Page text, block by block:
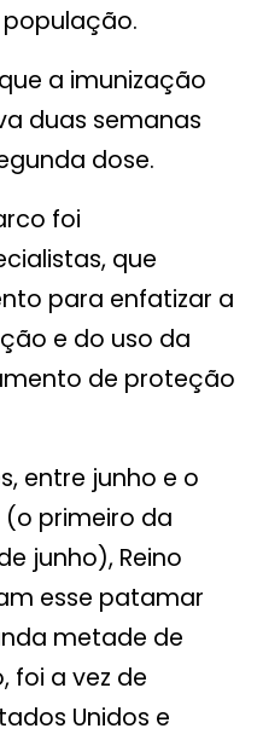
população.
a imunização
duas semanas
dose.
foi
que
para enfatizar a
e do uso da
de proteção
entre junho e o
primeiro da
junho), Reino
esse patamar
metade de
foi a vez de
Unidos e